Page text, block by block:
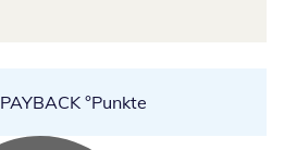
PAYBACK °Punkte